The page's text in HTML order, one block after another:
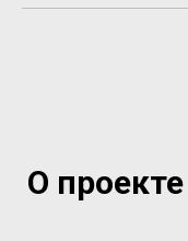
О проекте